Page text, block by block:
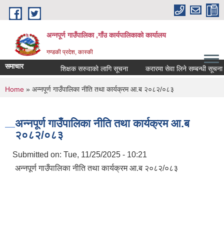
Skip to main content
अन्नपूर्ण गाउँपालिका ,गाँउ कार्यपालिकाको कार्यालय
गण्डकी प्रदेश, कास्की
समाचार शिक्षक सरुवाको लागि सूचना करारमा सेवा लिने सम्बन्धी सूचना ।
You are here
Home » अन्नपूर्ण गाउँपालिका नीति तथा कार्यक्रम आ.ब २०८२/०८३
अन्नपूर्ण गाउँपालिका नीति तथा कार्यक्रम आ.ब
२०८२/०८३
Submitted on: Tue, 11/25/2025 - 10:21
अन्नपूर्ण गाउँपालिका नीति तथा कार्यक्रम आ.ब २०८२/०८३